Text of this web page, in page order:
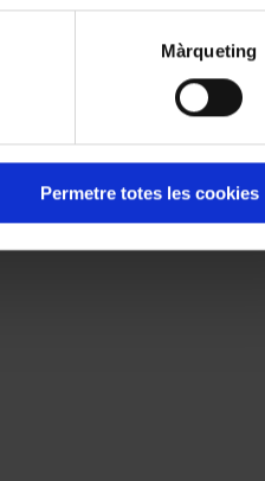
Màrqueting
Permetre totes les cookies